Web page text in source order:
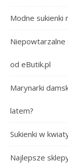
Modne sukienki
Niepowtarzalne
od eButik.pl
Marynarki
latem?
Sukienki w
Najlepsze